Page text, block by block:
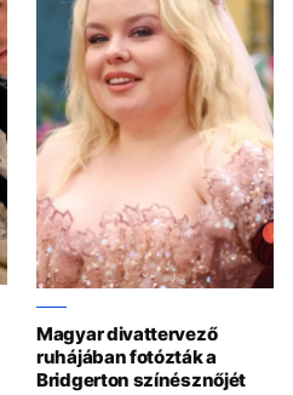
Magyar divattervező
ruhájában fotózták a
Bridgerton színésznőjét